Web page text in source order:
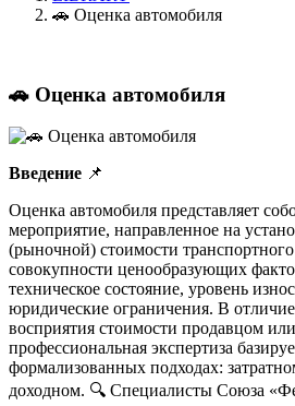
🚗 Оценка автомобиля
🚗 Оценка автомобиля
Введение 📌
Оценка автомобиля представляет
мероприятие, направленное на
(рыночной) стоимости
совокупности ценообразующих
техническое состояние, уровень
юридические ограничения. В
восприятия стоимости продавцом
профессиональная экспертиза
формализованных подходах:
доходном. 🔍 Специалисты Союза